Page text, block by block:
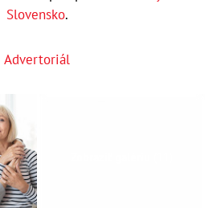
Slovensko.
Advertoriál